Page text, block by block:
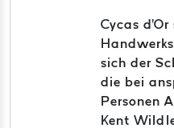
Cycas
sich der
die bei
Personen
Kent